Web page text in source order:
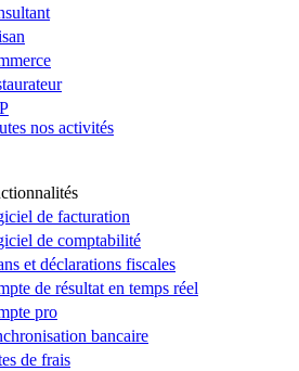
nos activités
de facturation
de comptabilité
et déclarations fiscales
de résultat en temps réel
pro
bancaire
de frais